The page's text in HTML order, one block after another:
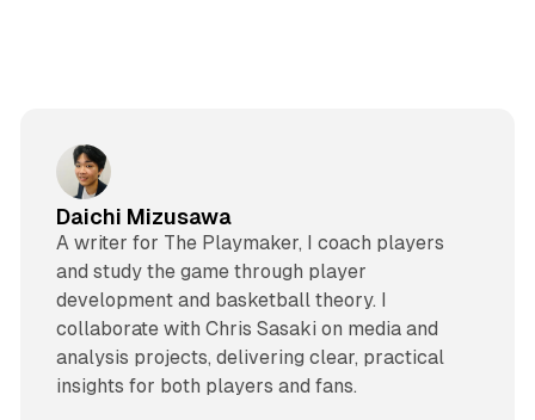
Daichi Mizusawa
A writer for The Playmaker, I coach players
and study the game through player
development and basketball theory. I
collaborate with Chris Sasaki on media and
analysis projects, delivering clear, practical
insights for both players and fans.